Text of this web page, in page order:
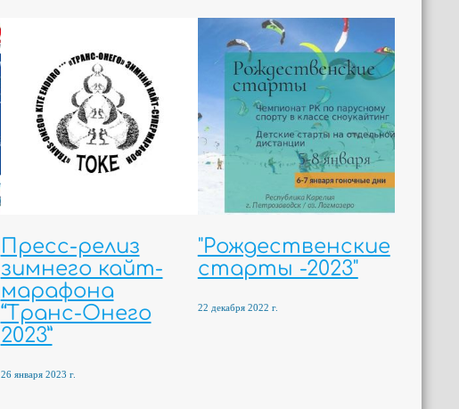
Пресс-релиз
зимнего кайт-
марафона
“Транс-Онего
2023”
26 января 2023 г.
"Рождественские
старты -2023"
22 декабря 2022 г.